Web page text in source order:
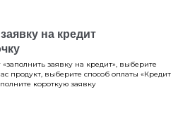
на кредит
заявку на кредит», выберите
продукт, выберите способ оплаты «Кредит
короткую заявку